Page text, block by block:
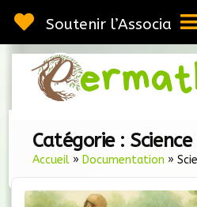
au
contenu
Soutenir l’Association
Catégorie :
Accueil » Documentation »